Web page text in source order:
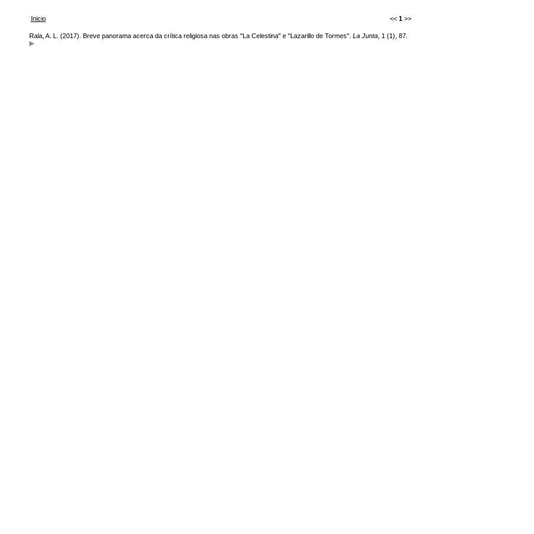
Inicio << 1 >>
Rala, A. L. (2017). Breve panorama acerca da crítica religiosa nas obras "La Celestina" e "Lazarillo de Tormes". La Junta, 1 (1), 87.